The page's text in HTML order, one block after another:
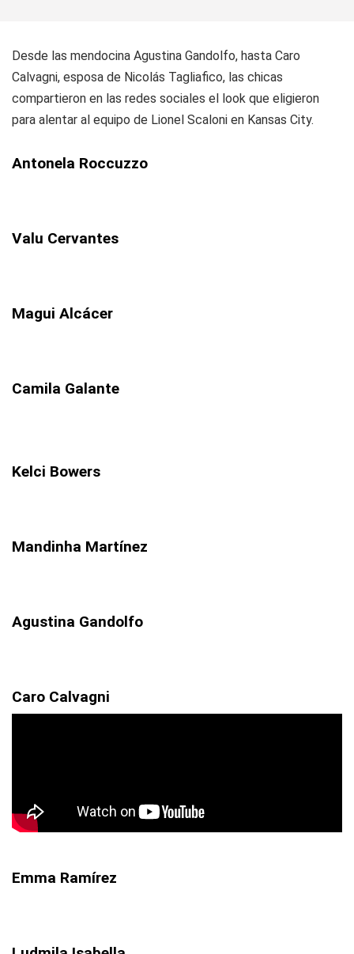
Desde las mendocina Agustina Gandolfo, hasta Caro
Calvagni, esposa de Nicolás Tagliafico, las chicas
compartieron en las redes sociales el look que eligieron
para alentar al equipo de Lionel Scaloni en Kansas City.
Antonela Roccuzzo
Valu Cervantes
Magui Alcácer
Camila Galante
Kelci Bowers
Mandinha Martínez
Agustina Gandolfo
Caro Calvagni
Emma Ramírez